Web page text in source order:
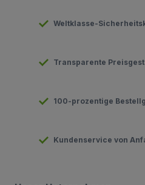
Weltklasse-
Transparente
100-prozentige
Kundenservice von